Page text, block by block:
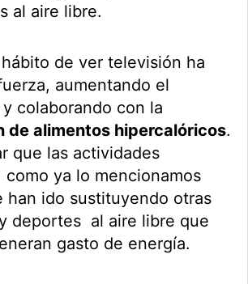
al aire libre.
de ver televisión ha
aumentando el
colaborando con la
de alimentos hipercalóricos.
que las actividades
ya lo mencionamos
han ido sustituyendo otras
deportes al aire libre que
gasto de energía.